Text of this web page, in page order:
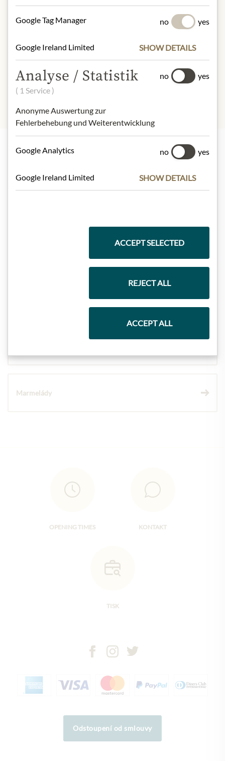
* Wir bitten um Verständnis, dass das
Produktdesign von der Abbildung
Eier, Nüsse
Marmelády
OPENING TIMES KONTAKT
TISK
Odstoupení od smlouvy
Google Tag Manager no yes
Google Ireland Limited SHOW DETAILS
Analyse / Statistik
( 1 Service )
Anonyme Auswertung zur
Fehlerbehebung und Weiterentwicklung
no yes
Google Analytics no yes
Google Ireland Limited SHOW DETAILS
ACCEPT SELECTED
REJECT ALL
ACCEPT ALL